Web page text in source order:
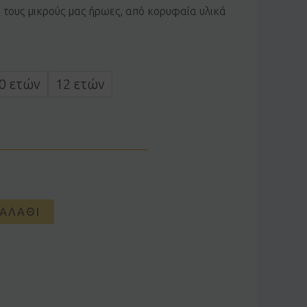
τους μικρούς μας ήρωες, από κορυφαία υλικά
ετών
12 ετών